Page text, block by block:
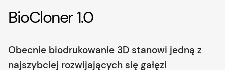
BioCloner 1.0
Obecnie biodrukowanie 3D stanowi jedną z
najszybciej rozwijających się gałęzi